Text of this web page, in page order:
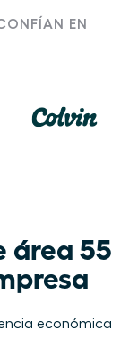
EN
área 55
económica